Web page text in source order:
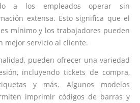
a los empleados operar sin
extensa. Esto significa que el
mínimo y los trabajadores pueden
mejor servicio al cliente.
pueden ofrecer una variedad
incluyendo tickets de compra,
y más. Algunos modelos
imprimir códigos de barras y